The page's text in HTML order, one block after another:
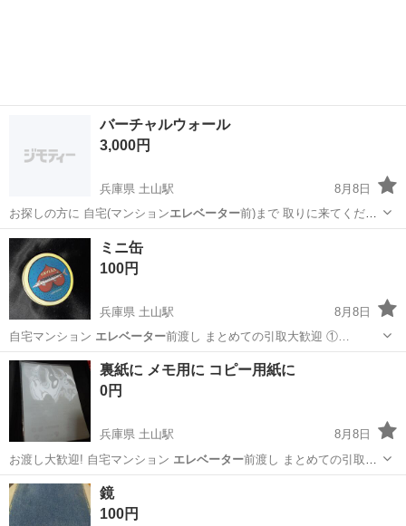
バーチャルウォール
3,000円
兵庫県 土山駅
8月8日
お探しの方に 自宅(マンションエレベーター前)まで 取りに来てくださ
る方に …
兵庫 明石市 土山駅
ミニ缶
100円
兵庫県 土山駅
8月8日
自宅マンション エレベーター 前渡し まとめての引取大歓迎 ①…
兵庫 明石市 土山駅 その他 エレベーター
裏紙に メモ用に コピー用紙に
0円
兵庫県 土山駅
8月8日
お渡し大歓迎! 自宅マンション エレベーター前渡し まとめての引取大
歓迎 ①…
兵庫 明石市
鏡
100円